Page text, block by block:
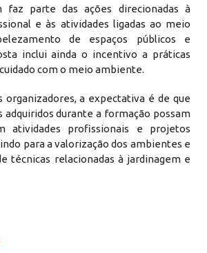
faz parte das ações direcionadas à
e às atividades ligadas ao meio
de espaços públicos e
inclui ainda o incentivo a práticas
com o meio ambiente.
organizadores, a expectativa é de que
adquiridos durante a formação possam
atividades profissionais e projetos
para a valorização dos ambientes e
técnicas relacionadas à jardinagem e